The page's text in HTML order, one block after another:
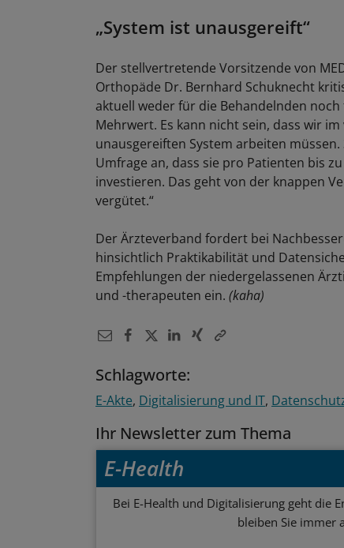
„System ist unausgereift“
Der stellvertretende Vorsitzende von
Orthopäde Dr. Bernhard Schuknecht
aktuell weder für die Behandelnden
Mehrwert. Es kann nicht sein, dass wir
unausgereiften System arbeiten
Umfrage an, dass sie pro Patienten bis
investieren. Das geht von der knappen
vergütet.“
Der Ärzteverband fordert bei
hinsichtlich Praktikabilität und
Empfehlungen der niedergelassenen
und -therapeuten ein. (kaha)
Schlagworte:
E-Akte Digitalisierung und IT
Ihr Newsletter zum Thema
E-Health
Bei E-Health und Digitalisierung geht die
bleiben Sie immer